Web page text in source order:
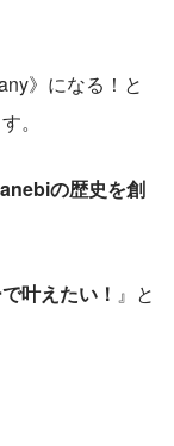
》になる！と
。
の歴史を創
叶えたい！ 』と